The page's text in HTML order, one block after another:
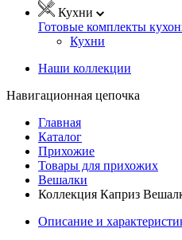
Кухни
Готовые комплекты
Кухни
Наши коллекции
Навигационная цепочка
Главная
Каталог
Прихожие
Товары для прихожих
Вешалки
Коллекция Каприз
Описание и